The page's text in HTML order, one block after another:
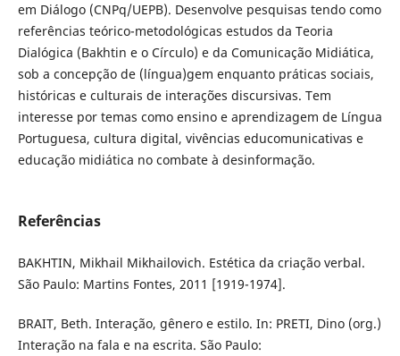
em Diálogo (CNPq/UEPB). Desenvolve pesquisas tendo como
referências teórico-metodológicas estudos da Teoria
Dialógica (Bakhtin e o Círculo) e da Comunicação Midiática,
sob a concepção de (língua)gem enquanto práticas sociais,
históricas e culturais de interações discursivas. Tem
interesse por temas como ensino e aprendizagem de Língua
Portuguesa, cultura digital, vivências educomunicativas e
educação midiática no combate à desinformação.
Referências
BAKHTIN, Mikhail Mikhailovich. Estética da criação verbal.
São Paulo: Martins Fontes, 2011 [1919-1974].
BRAIT, Beth. Interação, gênero e estilo. In: PRETI, Dino (org.)
Interação na fala e na escrita. São Paulo: